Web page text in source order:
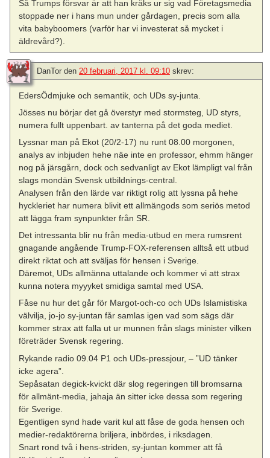
Så Trumps försvar är att han kräks ur sig vad Företagsmedia
stoppade ner i hans mun under gårdagen, precis som alla
vita babyboomers (varför har vi investerat så mycket i
äldrevård?).
DanTor den 20 februari, 2017 kl. 09:10 skrev:
EdersÖdmjuke och semantik, och UDs sy-junta.
Jösses nu börjar det gå överstyr med stormsteg, UD styrs,
numera fullt uppenbart. av tanterna på det goda mediet.
Lyssnar man på Ekot (20/2-17) nu runt 08.00 morgonen,
analys av inbjuden hehe näe inte en professor, ehmm hänger
nog på järsgårn, dock och sedvanligt av Ekot lämpligt val från
slags mondän Svensk utbildnings-central.
Analysen från den lärde var riktigt rolig att lyssna på hehe
hyckleriet har numera blivit ett allmängods som seriös metod
att lägga fram synpunkter från SR.
Det intressanta blir nu från media-utbud en mera rumsrent
gnagande angående Trump-FOX-referensen alltså ett utbud
direkt riktat och att sväljas för hensen i Sverige.
Däremot, UDs allmänna uttalande och kommer vi att strax
kunna notera myyyket smidiga samtal med USA.
Fåse nu hur det går för Margot-och-co och UDs Islamistiska
välvilja, jo-jo sy-juntan får samlas igen vad som sägs där
kommer strax att falla ut ur munnen från slags minister vilken
företräder Svensk regering.
Rykande radio 09.04 P1 och UDs-pressjour, – ”UD tänker
icke agera”.
Sepåsatan degick-kvickt där slog regeringen till bromsarna
för allmänt-media, jahaja än sitter icke dessa som regering
för Sverige.
Egentligen synd hade varit kul att fåse de goda hensen och
medier-redaktörerna briljera, inbördes, i riksdagen.
Snart rond två i hens-striden, sy-juntan kommer att få